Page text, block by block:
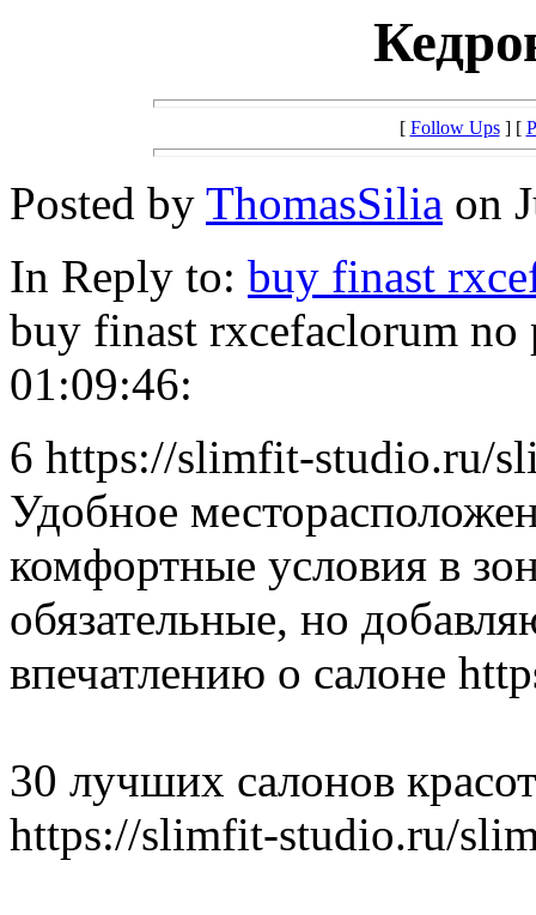
[ Follow Ups] [
Posted by ThomasSilia on
In Reply to: buy finast
buy finast rxcefaclorum
01:09:46:
6 https://slimfit-studio.ru/
Удобное
комфортные условия в
обязательные, но
впечатлению о салоне
30 лучших салонов
https://slimfit-studio.ru/